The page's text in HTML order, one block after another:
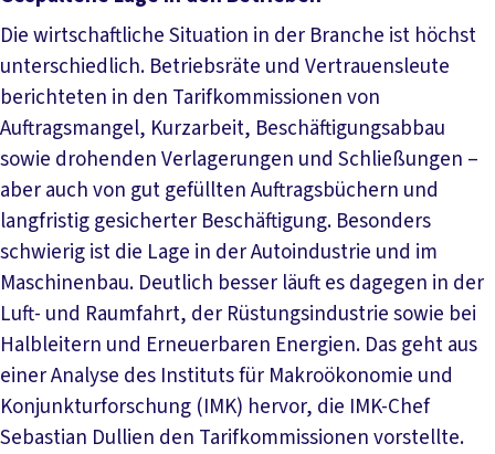
Die wirtschaftliche Situation in der Branche ist höchst
unterschiedlich. Betriebsräte und Vertrauensleute
berichteten in den Tarifkommissionen von
Auftragsmangel, Kurzarbeit, Beschäftigungsabbau
sowie drohenden Verlagerungen und Schließungen –
aber auch von gut gefüllten Auftragsbüchern und
langfristig gesicherter Beschäftigung. Besonders
schwierig ist die Lage in der Autoindustrie und im
Maschinenbau. Deutlich besser läuft es dagegen in der
Luft- und Raumfahrt, der Rüstungsindustrie sowie bei
Halbleitern und Erneuerbaren Energien. Das geht aus
einer Analyse des Instituts für Makroökonomie und
Konjunkturforschung (IMK) hervor, die IMK-Chef
Sebastian Dullien den Tarifkommissionen vorstellte.